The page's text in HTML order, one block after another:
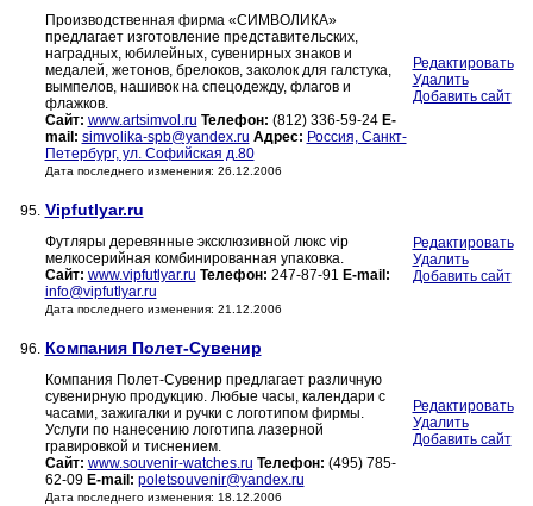
Производственная фирма «СИМВОЛИКА»
предлагает изготовление представительских,
наградных, юбилейных, сувенирных знаков и
медалей, жетонов, брелоков, заколок для галстука,
вымпелов, нашивок на спецодежду, флагов и
флажков.
Сайт: www.artsimvol.ru Телефон: (812) 336-59-24 E-
mail: simvolika-spb@yandex.ru Адрес: Россия, Санкт-
Петербург, ул. Софийская д.80
Дата последнего изменения: 26.12.2006
Редактировать
Удалить
Добавить сайт
95. Vipfutlyar.ru
Футляры деревянные эксклюзивной люкс vip
мелкосерийная комбинированная упаковка.
Сайт: www.vipfutlyar.ru Телефон: 247-87-91 E-mail:
info@vipfutlyar.ru
Дата последнего изменения: 21.12.2006
Редактировать
Удалить
Добавить сайт
96. Компания Полет-Сувенир
Компания Полет-Сувенир предлагает различную
сувенирную продукцию. Любые часы, календари с
часами, зажигалки и ручки с логотипом фирмы.
Услуги по нанесению логотипа лазерной
гравировкой и тиснением.
Сайт: www.souvenir-watches.ru Телефон: (495) 785-
62-09 E-mail: poletsouvenir@yandex.ru
Дата последнего изменения: 18.12.2006
Редактировать
Удалить
Добавить сайт